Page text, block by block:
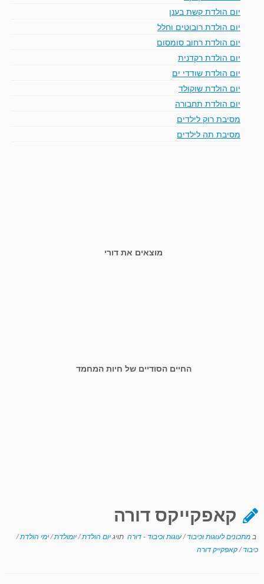
יום הולדת קשת בענן
יום הולדת רובוטים וחלל
יום הולדת רחוב סומסום
יום הולדת רקדנית
יום הולדת שודדי ים
יום הולדת שוקולד
יום הולדת תחבורה
מסיבת רוק לילדים
מסיבת תה לילדים
מוצאים את דורי
החיים הסודיים של חיות המחמד
קאפקייקס דורה
ב מתכונים לעוגות וכיבוד/עוגות וכיבוד - דורה תויגיום הולדת/יומולדת/ימי הולדת/
כיבוד/קאפקייק דורה